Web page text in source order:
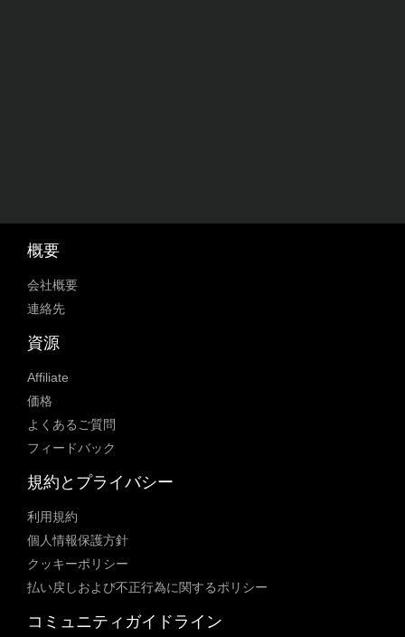
概要
会社概要
連絡先
資源
Affiliate
価格
よくあるご質問
フィードバック
規約とプライバシー
利用規約
個人情報保護方針
クッキーポリシー
払い戻しおよび不正行為に関するポリシー
コミュニティガイドライン